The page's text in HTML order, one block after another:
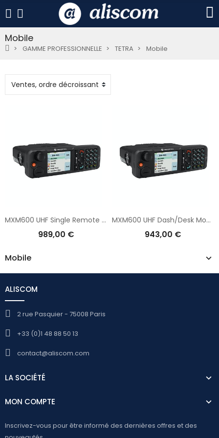
Mobile
GAMME PROFESSIONNELLE TETRA Mobile
Mobile
MXM600 UHF Single Remote Mount
989,00 €
MXM600 UHF Dash/Desk Mount
943,00 €
ALISCOM
2 rue Pasquier - 75008 Paris
+33 (0)1 48 88 50 13
contact@aliscom.com
LA SOCIÉTÉ
MON COMPTE
Inscrivez-vous pour être informé des dernières offres et des